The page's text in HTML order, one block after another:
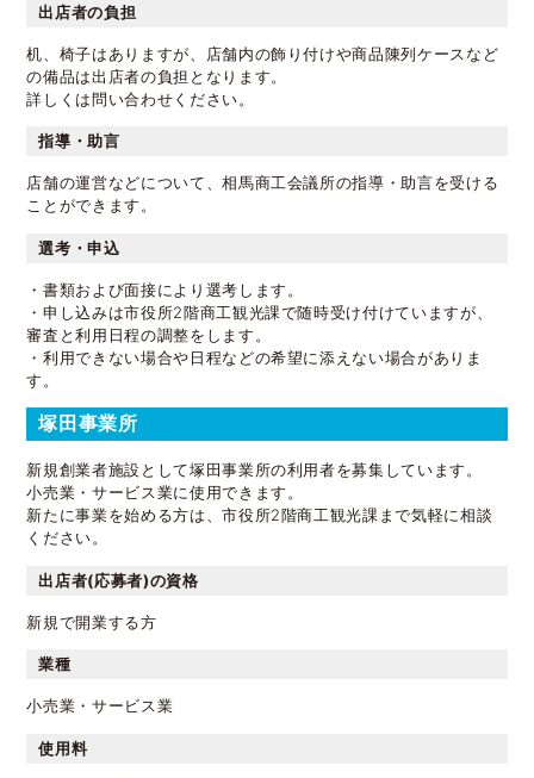
出店者の負担
机、椅子はありますが、店舗内の飾り付けや商品陳列ケースなど
の備品は出店者の負担となります。
詳しくは問い合わせください。
指導・助言
店舗の運営などについて、相馬商工会議所の指導・助言を受ける
ことができます。
選考・申込
・書類および面接により選考します。
・申し込みは市役所2階商工観光課で随時受け付けていますが、
審査と利用日程の調整をします。
・利用できない場合や日程などの希望に添えない場合がありま
す。
塚田事業所
新規創業者施設として塚田事業所の利用者を募集しています。
小売業・サービス業に使用できます。
新たに事業を始める方は、市役所2階商工観光課まで気軽に相談
ください。
出店者(応募者)の資格
新規で開業する方
業種
小売業・サービス業
使用料